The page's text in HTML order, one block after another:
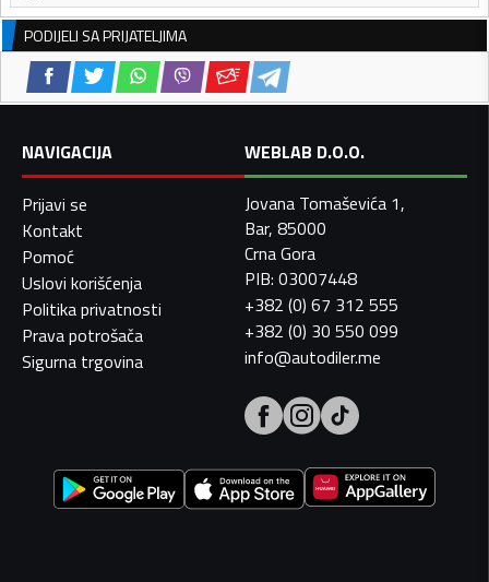
PODIJELI SA PRIJATELJIMA
NAVIGACIJA
Prijavi se
Kontakt
Pomoć
Uslovi korišćenja
Politika privatnosti
Prava potrošača
Sigurna trgovina
WEBLAB D.O.O.
Jovana Tomaševića 1,
Bar, 85000
Crna Gora
PIB: 03007448
+382 (0) 67 312 555
+382 (0) 30 550 099
info@autodiler.me